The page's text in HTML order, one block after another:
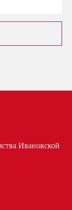
Ивановской